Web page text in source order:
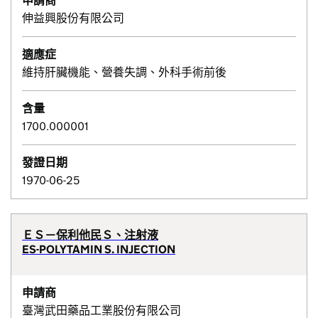
伸益興股份有限公司
適應症
維持肝臟機能、營養失調、外科手術前後
含量
1700.000001
發證日期
1970-06-25
ＥＳ－保利他民Ｓ、注射液
ES-POLYTAMIN S. INJECTION
申請商
臺灣武田藥品工業股份有限公司